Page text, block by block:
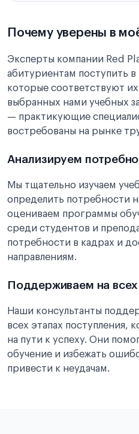
Почему уверены в
Эксперты компании Red
абитуриентам поступить в
которые соответствуют
выбранных нами учебных
— практикующие
востребованы на рынке
Анализируем
Мы тщательно изучаем
определить потребности
оцениваем программы
среди студентов и
потребности в кадрах и
направлениям.
Поддерживаем на всех
Наши консультанты
всех этапах поступления,
на пути к успеху. Они
обучение и избежать
привести к неудачам.